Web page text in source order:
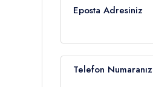
Eposta Adresiniz
Telefon Numaranız